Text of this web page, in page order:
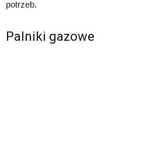
potrzeb.
Palniki gazowe